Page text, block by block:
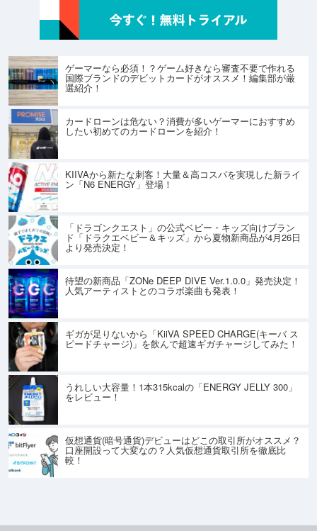
ゲーマーなら必須！？ゲーム好きなら審査不要で作れる
国際ブランドのデビットカードがオススメ！編集部が厳
選紹介！
カードローンは危ない？消費が多いゲーマーにおすすめ
したい初めてのカードローンを紹介！
KIIVAから新たな刺客！大量＆高コスパを実現した新ライ
ン「N6 ENERGY」登場！
「ドラゴンクエスト」の公式ベビー・キッズ向けブラン
ド「ドラクエベビー＆キッズ」から夏物新商品が4月26日
より発売決定！
待望の新商品「ZONe DEEP DIVE Ver.1.0.0」発売決定！
人気アーティストとのコラボ楽曲も発表！
ギガが足りないから「KiiVA SPEED CHARGE(キーバ ス
ピードチャージ)」を飲んで超速ギガチャージしてみた！
うれしい大容量！1本315kcalの「ENERGY JELLY 300」
をレビュー！
仮想通貨(暗号通貨)デビューはどこの取引所がオススメ？
口座開設って大変なの？人気仮想通貨取引所を徹底比
較！